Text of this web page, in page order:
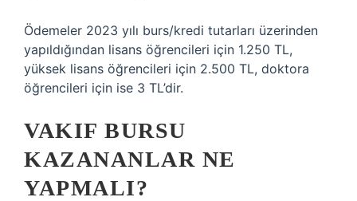
Ödemeler 2023 yılı burs/kredi tutarları üzerinden
yapıldığından lisans öğrencileri için 1.250 TL,
yüksek lisans öğrencileri için 2.500 TL, doktora
öğrencileri için ise 3 TL’dir.
VAKIF BURSU
KAZANANLAR NE
YAPMALI?